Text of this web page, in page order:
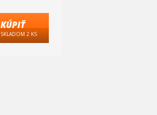
KÚPIŤ
SKLADOM 2 KS